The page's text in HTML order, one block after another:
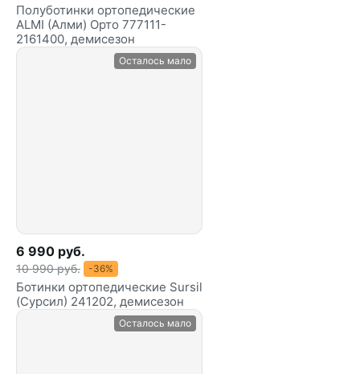
Полуботинки ортопедические
ALMI (Алми) Орто 777111-
2161400, демисезон
Осталось мало
6 990 руб.
10 990 руб. -36%
Ботинки ортопедические Sursil
(Сурсил) 241202, демисезон
Осталось мало